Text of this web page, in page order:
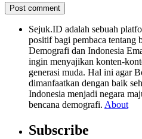
Sejuk.ID adalah sebuah
positif bagi pembaca tentang
Demografi dan Indonesia
ingin menyajikan konten-
generasi muda. Hal ini agar
dimanfaatkan dengan baik
Indonesia menjadi negara
bencana demografi. About
Subscribe